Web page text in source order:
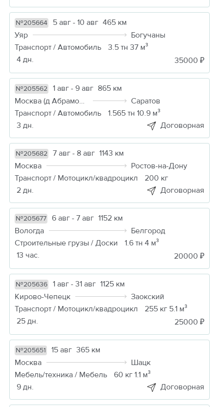
№205664 5 авг - 10 авг 465 км
Уяр
Богучаны
Транспорт / Автомобиль
3.5 тн 37 м³
4 дн.
35000 ₽
№205562 1 авг - 9 авг 865 км
Москва (д Абрамовка)
Саратов
Транспорт / Автомобиль
1.565 тн 10.9 м³
3 дн.
Договорная
№205682 7 авг - 8 авг 1143 км
Москва
Ростов-на-Дону
Транспорт / Мотоцикл/квадроцикл
200 кг
2 дн.
Договорная
№205677 6 авг - 7 авг 1152 км
Вологда
Белгород
Строительные грузы / Доски
1.6 тн 4 м³
13 час.
20000 ₽
№205636 1 авг - 31 авг 1125 км
Кирово-Чепецк
Заокский
Транспорт / Мотоцикл/квадроцикл
255 кг 5.1 м³
25 дн.
25000 ₽
№205651 15 авг 365 км
Москва
Шацк
Мебель/техника / Мебель
60 кг 1.1 м³
9 дн.
Договорная